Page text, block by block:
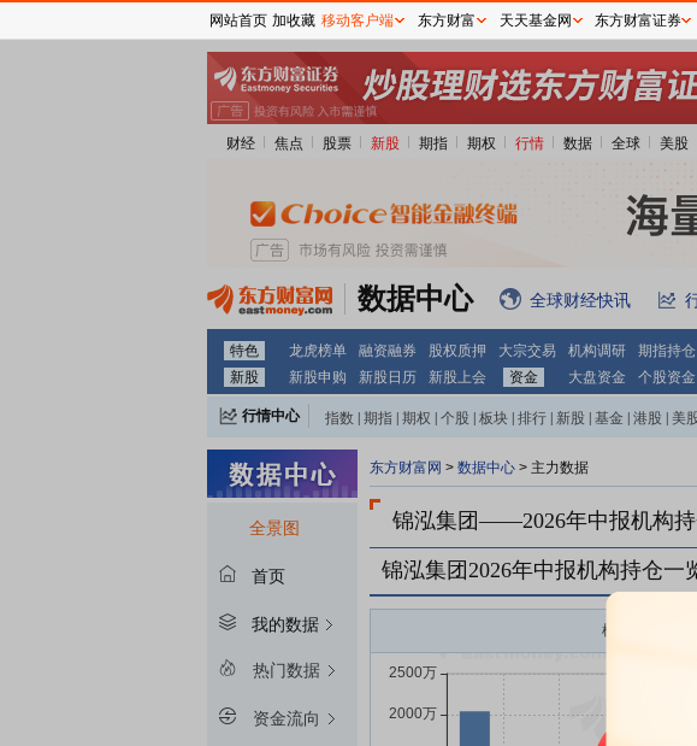
财经 焦点 股票 新股 期指 期权 行情 数据 全球 美股
数据中心 全球财经快讯
特色 龙虎榜单 融资融券 股权质押 大宗交易 机构调研 期指持仓
新股
新股申购 新股日历 新股上会 资金 大盘资金 个股资金
行情中心 指数 期指 期权 个股 板块 排行 新股 基金 港股 美
全景图
首页
我的数据
热门数据
资金流向
东方财富网 > 数据中心 > 主力数据
锦泓集团——2026年中报机构
锦泓集团2026年中报机构持仓一
机构持股(万)
网站首页 加收藏 移动客户端 东方财富 天天基金网 东方财富证券